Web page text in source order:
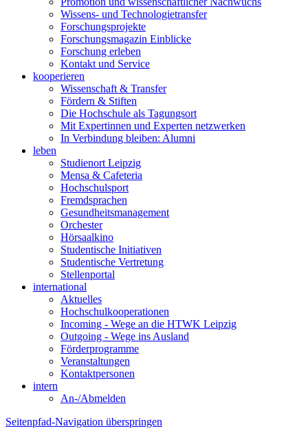
Wissens- und Technologietransfer
Forschungsprojekte
Forschungsmagazin Einblicke
Forschung erleben
Kontakt und Service
kooperieren
Wissenschaft & Transfer
Fördern & Stiften
Die Hochschule als Tagungsort
Mit Expertinnen und Experten netzwerken
In Verbindung bleiben: Alumni
leben
Studienort Leipzig
Mensa & Cafeteria
Hochschulsport
Fremdsprachen
Gesundheitsmanagement
Orchester
Hörsaalkino
Studentische Initiativen
Studentische Vertretung
Stellenportal
international
Aktuelles
Hochschulkooperationen
Incoming - Wege an die HTWK Leipzig
Outgoing - Wege ins Ausland
Förderprogramme
Veranstaltungen
Kontaktpersonen
intern
An-/Abmelden
Seitenpfad-Navigation überspringen